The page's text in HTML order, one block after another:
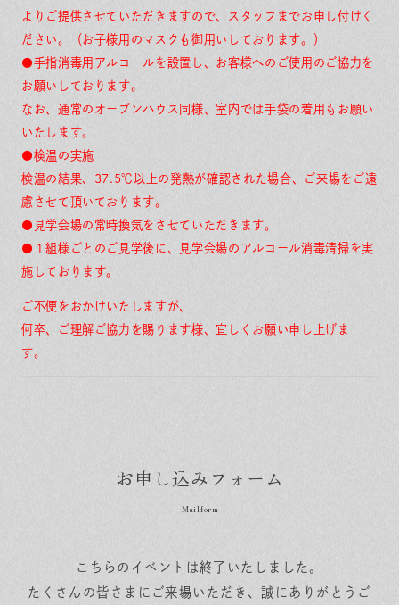
よりご提供させていただきますので、スタッフまでお申し付けく
ださい。（お子様用のマスクも御用いしております。）
●手指消毒用アルコールを設置し、お客様へのご使用のご協力を
お願いしております。
なお、通常のオープンハウス同様、室内では手袋の着用もお願い
いたします。
●検温の実施
検温の結果、37.5℃以上の発熱が確認された場合、ご来場をご遠
慮させて頂いております。
●見学会場の常時換気をさせていただきます。
●１組様ごとのご見学後に、見学会場のアルコール消毒清掃を実
施しております。
ご不便をおかけいたしますが、
何卒、ご理解ご協力を賜ります様、宜しくお願い申し上げま
す。
お申し込みフォーム
こちらのイベントは終了いたしました。
たくさんの皆さまにご来場いただき、誠にありがとうご